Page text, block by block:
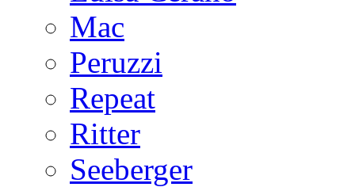
Mac
Peruzzi
Repeat
Ritter
Seeberger